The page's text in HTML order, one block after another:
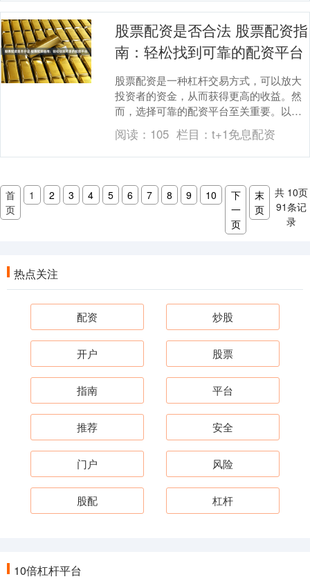
股票配资是否合法 股票配资指
南：轻松找到可靠的配资平台
股票配资是一种杠杆交易方式，可以放大
投资者的资金，从而获得更高的收益。然
而，选择可靠的配资平台至关重要。以下
是一些寻找可靠配资平台的指南： 阜新期
货配资提供灵活....
阅读： 105 栏目： t+1免息配资
首
页
1 2 3 4 5 6 7 8 9 10
下
一
页
末
页
共 10页
91条记
录
热点关注
配资 炒股
开户 股票
指南 平台
推荐 安全
门户 风险
股配 杠杆
10倍杠杆平台